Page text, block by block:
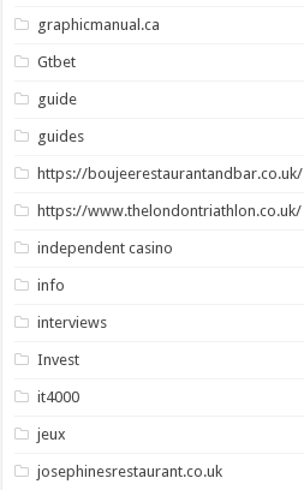
graphicmanual.ca
Gtbet
guide
guides
https://boujeerestaurantandbar.co.uk/
https://www.thelondontriathlon.co.uk/
independent casino
info
interviews
Invest
it4000
jeux
josephinesrestaurant.co.uk